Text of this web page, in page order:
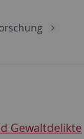
Gewaltdelikte